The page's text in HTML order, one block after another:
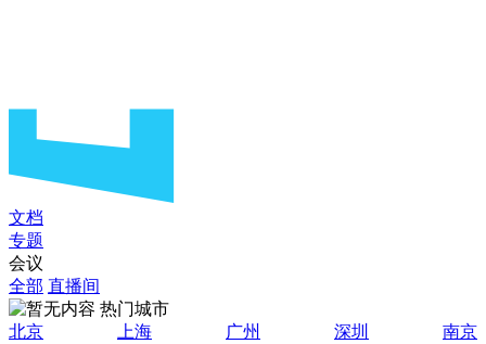
文档
专题
会议
全部 直播间
热门城市
北京
上海 广州 深圳
南京